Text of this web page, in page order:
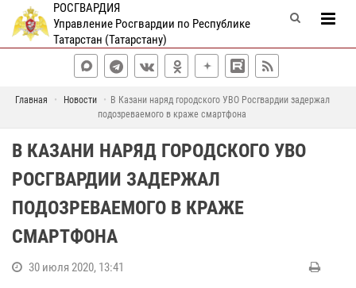
РОСГВАРДИЯ
Управление Росгвардии по Республике
Татарстан (Татарстану)
Главная Новости
В Казани наряд городского УВО Росгвардии задержал
подозреваемого в краже смартфона
В КАЗАНИ НАРЯД ГОРОДСКОГО УВО
РОСГВАРДИИ ЗАДЕРЖАЛ
ПОДОЗРЕВАЕМОГО В КРАЖЕ
СМАРТФОНА
30 июля 2020, 13:41